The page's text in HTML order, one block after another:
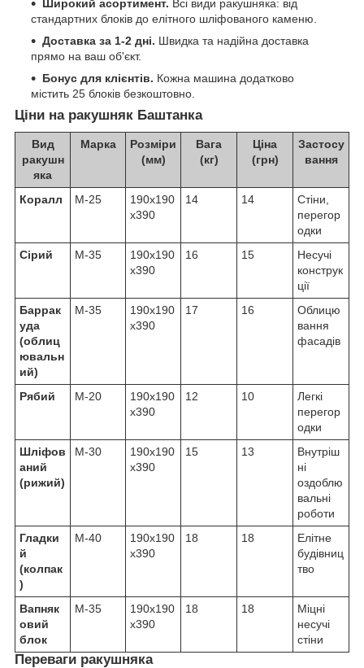
Широкий асортимент. Всі види ракушняка: від
стандартних блоків до елітного шліфованого каменю.
Доставка за 1-2 дні. Швидка та надійна доставка
прямо на ваш об'єкт.
Бонус для клієнтів. Кожна машина додатково
містить 25 блоків безкоштовно.
Ціни на ракушняк Баштанка
Вид
ракушн
яка
Марка
Розміри
(мм)
Вага
(кг)
Ціна
(грн)
Застосу
вання
Коралл М-25
190х190
х390
14 14
Стіни,
перегор
одки
Сірий
М-35
190х190
х390
16 15
Несучі
конструк
ції
Баррак
уда
(облиц
ювальн
ий)
М-35
190х190
х390
17 16
Облицю
вання
фасадів
Рябий М-20
190х190
х390
12 10
Легкі
перегор
одки
Шліфов
аний
(рижий)
М-30
190х190
х390
15 13
Внутріш
ні
оздоблю
вальні
роботи
Гладки
й
(колпак
)
М-40
190х190
х390
18 18
Елітне
будівниц
тво
Вапняк
овий
блок
М-35
190х190
х390
18 18
Міцні
несучі
стіни
Переваги ракушняка